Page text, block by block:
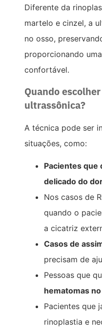
Diferente da
martelo e cinzel, a
no osso,
proporcionando
confortável.
Quando
ultrassônica?
A técnica pode ser
situações, como:
Pacientes que
delicado do
Nos casos de
quando o
a cicatriz
Casos de
precisam de
Pessoas que
hematomas
Pacientes que
rinoplastia e